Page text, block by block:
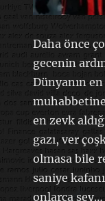
Daha önce
gecenin
Dünyanın
en zevk
gazı, ver
olmasa bile
saniye
onlarca şey…